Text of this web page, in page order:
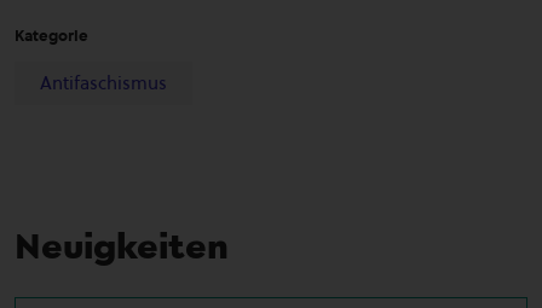
Kategorie
Antifaschismus
Neuigkeiten